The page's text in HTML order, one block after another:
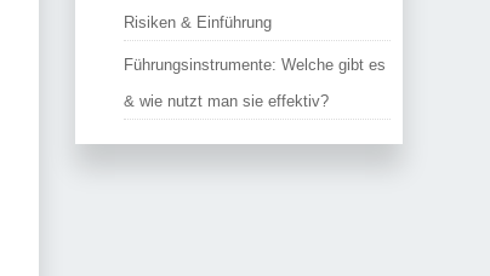
Risiken & Einführung
Führungsinstrumente: Welche gibt es
& wie nutzt man sie effektiv?